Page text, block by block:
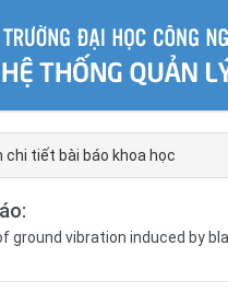
chi tiết bài báo khoa học
ground vibration induced by